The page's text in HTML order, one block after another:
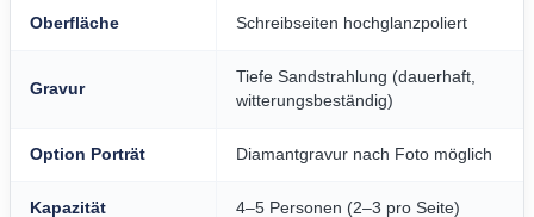
Oberfläche Schreibseiten hochglanzpoliert
Gravur
Tiefe Sandstrahlung (dauerhaft,
witterungsbeständig)
Option Porträt Diamantgravur nach Foto möglich
Kapazität 4–5 Personen (2–3 pro Seite)